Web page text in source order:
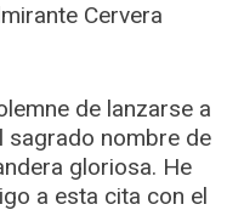
Cervera
de lanzarse a
sagrado nombre de
gloriosa. He
a esta cita con el